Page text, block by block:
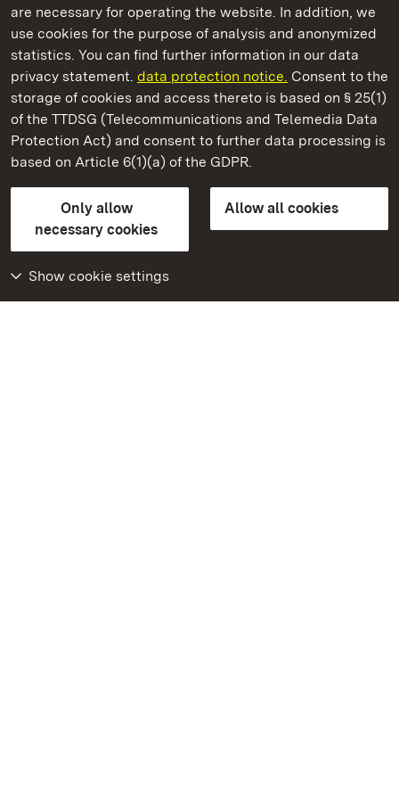
are necessary for operating the website. In addition, we
use cookies for the purpose of analysis and anonymized
statistics. You can find further information in our data
privacy statement. data protection notice. Consent to the
storage of cookies and access thereto is based on § 25(1)
of the TTDSG (Telecommunications and Telemedia Data
Protection Act) and consent to further data processing is
based on Article 6(1)(a) of the GDPR.
Only allow
necessary cookies
Allow all cookies
Show cookie settings
State Palaces and Gardens of Baden-Wuerttemberg
Staatliche Schlösser und Gärten Baden‑Württemberg
State Palaces and Gardens of Baden-Wuerttemberg
Contact usFAQMasthead
Declaration on barrier-free access
BITV-konform (geprüfte Seiten)